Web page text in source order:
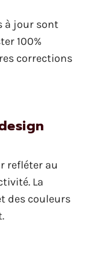
à jour sont
100%
corrections
refléter au
La
des couleurs